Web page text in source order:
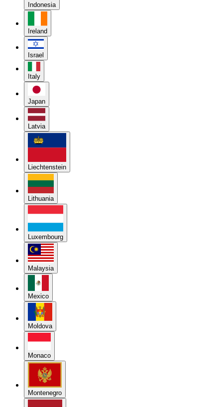
Indonesia
Ireland
Israel
Italy
Japan
Latvia
Liechtenstein
Lithuania
Luxembourg
Malaysia
Mexico
Moldova
Monaco
Montenegro